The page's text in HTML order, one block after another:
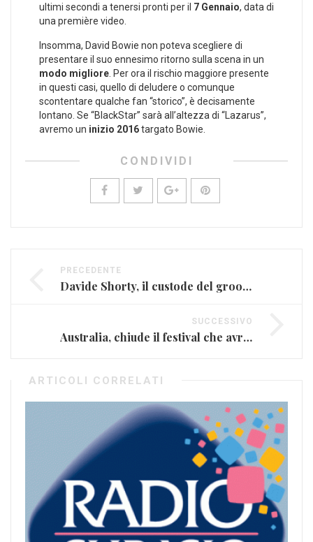
ultimi secondi a tenersi pronti per il 7 Gennaio, data di
una première video.
Insomma, David Bowie non poteva scegliere di
presentare il suo ennesimo ritorno sulla scena in un
modo migliore . Per ora il rischio maggiore presente
in questi casi, quello di deludere o comunque
scontentare qualche fan “storico”, è decisamente
lontano. Se “BlackStar” sarà all’altezza di “Lazarus”,
avremo un inizio 2016targato Bowie.
CONDIVIDI
PRECEDENTE
Davide Shorty, il custode del groove (INTERVISTA)
SUCCESSIVO
Australia, chiude il festival che avrebbe ospitato i Guns N’ Roses
ARTICOLI CORRELATI